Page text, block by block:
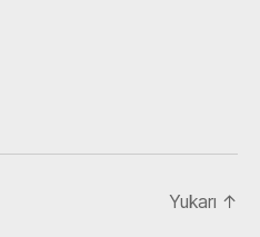
Yukarı ↑